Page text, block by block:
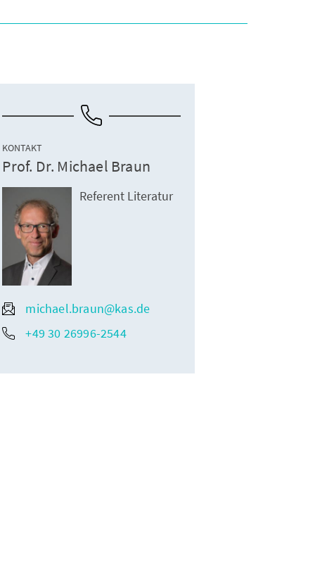
KONTAKT
Prof. Dr. Michael Braun
Referent Literatur
michael.braun@kas.de
+49 30 26996-2544